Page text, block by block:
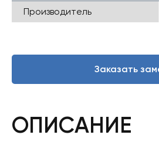
Производитель
Заказать
ОПИСАНИЕ